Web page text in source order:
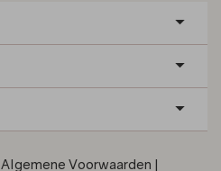
Algemene Voorwaarden |